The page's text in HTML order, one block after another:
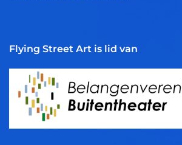
Flying Street Art is lid van